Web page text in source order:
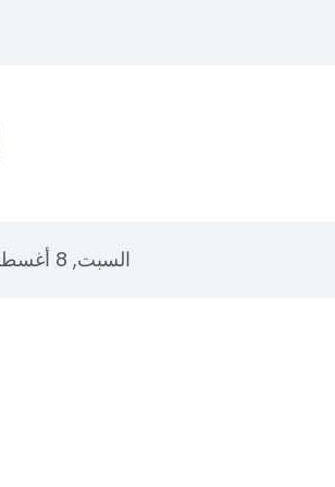
السبت, 8 أغسطس 2026